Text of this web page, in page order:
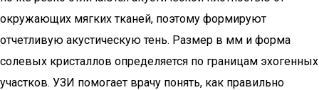
окружающих мягких тканей, поэтому формируют
отчетливую акустическую тень. Размер в мм и форма
солевых кристаллов определяется по границам эхогенных
участков. УЗИ помогает врачу понять, как правильно